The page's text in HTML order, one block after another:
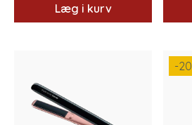
Læg i kurv
-20